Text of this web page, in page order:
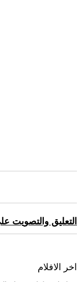
التعليق والتصويت
اخر الافلام